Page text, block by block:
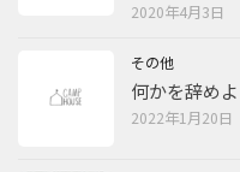
2020年4月3日
その他
何かを辞め
2022年1月20日